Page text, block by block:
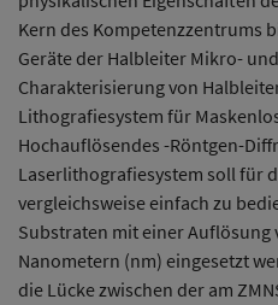
Kern des Kompetenzzentrums
Geräte der Halbleiter Mikro-
Charakterisierung von
Lithografiesystem für
Hochauflösendes -Röntgen-
Laserlithografiesystem soll für
vergleichsweise einfach zu
Substraten mit einer Auflösung
Nanometern (nm) eingesetzt
die Lücke zwischen der am